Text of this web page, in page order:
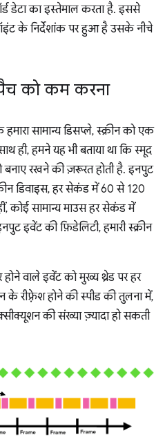
डेटा का इस्तेमाल करता है. इससे
के निर्देशांक पर हुआ है उसके नीचे
को कम करना
सामान्य डिसप्ले, स्क्रीन को एक
ही, हमने यह भी बताया था कि स्मूद
रखने की ज़रूरत होती है. इनपुट
डिवाइस, हर सेकंड में 60 से 120
कोई सामान्य माउस हर सेकंड में
इवेंट की फ़िडेलिटी, हमारी स्क्रीन
वाले इवेंट को मुख्य थ्रेड पर हर
के रीफ़्रेश होने की स्पीड की तुलना में,
की संख्या ज़्यादा हो सकती